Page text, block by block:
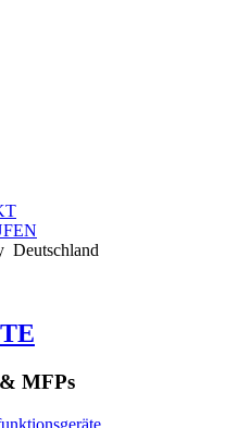
Deutschland
MFPs